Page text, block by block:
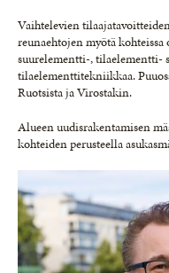
Vaihtelevien
reunaehtojen myötä
suurelementti-, tilaelementti-
tilaelementtitekniikkaa.
Ruotsista ja Virostakin.
Alueen uudisrakentamisen
kohteiden perusteella